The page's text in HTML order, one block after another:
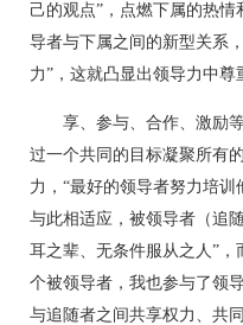
己的观点”，点燃下属的热
导者与下属之间的新型关系
力”，这就凸显出领导力中尊
享、参与、合作、激励等
过一个共同的目标凝聚所有
力，“最好的领导者努力培训
与此相适应，被领导者（追
耳之辈、无条件服从之人”
个被领导者，我也参与了领
与追随者之间共享权力、共